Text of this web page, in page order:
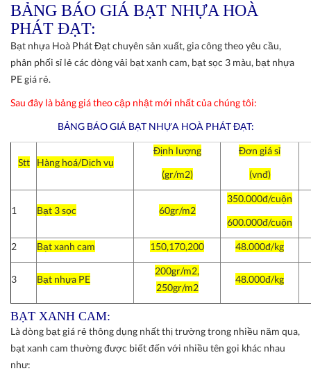
BẢNG BÁO GIÁ BẠT NHỰA HOÀ
PHÁT ĐẠT:
Bạt nhựa Hoà Phát Đạt chuyên sản xuất, gia công theo yêu cầu,
phân phối sỉ lẻ các dòng vải bạt xanh cam, bạt sọc 3 màu, bạt nhựa
PE giá rẻ.
Sau đây là bảng giá theo cập nhật mới nhất của chúng tôi:
BẢNG BÁO GIÁ BẠT NHỰA HOÀ PHÁT ĐẠT:
Stt Hàng hoá/Dịch vụ
Định lượng
(gr/m2)
Đơn giá sỉ
(vnđ)
1 Bạt 3 sọc 60gr/m2
350.000đ/cuộn
600.000đ/cuộn
2 Bạt xanh cam 150,170,200 48.000đ/kg
3 Bạt nhựa PE
200gr/m2,
250gr/m2
48.000đ/kg
BẠT XANH CAM:
Là dòng bạt giá rẻ thông dụng nhất thị trường trong nhiều năm qua,
bạt xanh cam thường được biết đến với nhiều tên gọi khác nhau
như: